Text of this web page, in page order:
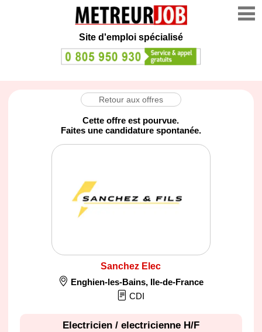
Site d'emploi spécialisé
Retour aux offres
Cette offre est pourvue.
Faites une candidature spontanée.
Sanchez Elec
Enghien-les-Bains, Ile-de-France
CDI
Electricien / electricienne H/F